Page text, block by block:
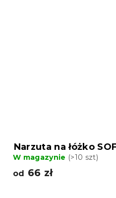
Narzuta na łóżko
W magazynie (>10 szt)
od 66 zł